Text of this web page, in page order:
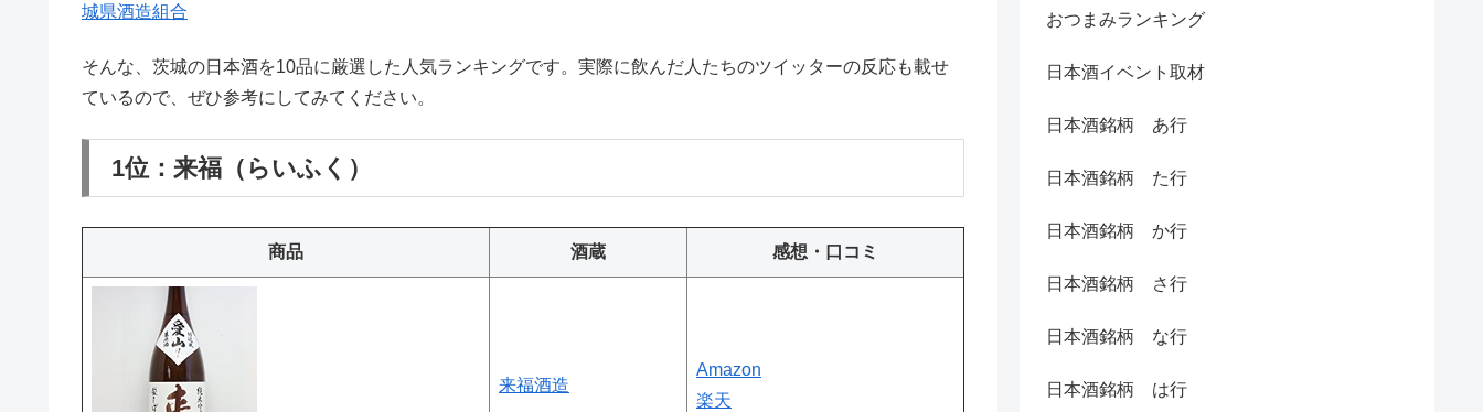
城県酒造組合
そんな、茨城の日本酒を10品に厳選した人気ランキングです。実際に飲んだ人たちのツイッターの反応も載せ
ているので、ぜひ参考にしてみてください。
1位：来福（らいふく）
商品 酒蔵 感想・口コミ
来福酒造
Amazon
楽天
おつまみランキング
日本酒イベント取材
日本酒銘柄 あ行
日本酒銘柄 た行
日本酒銘柄 か行
日本酒銘柄 さ行
日本酒銘柄 な行
日本酒銘柄 は行